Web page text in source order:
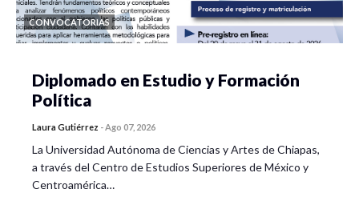
CONVOCATORIAS
Diplomado en Estudio y Formación
Política
Laura Gutiérrez -Ago 07, 2026
La Universidad Autónoma de Ciencias y Artes de Chiapas,
a través del Centro de Estudios Superiores de México y
Centroamérica…